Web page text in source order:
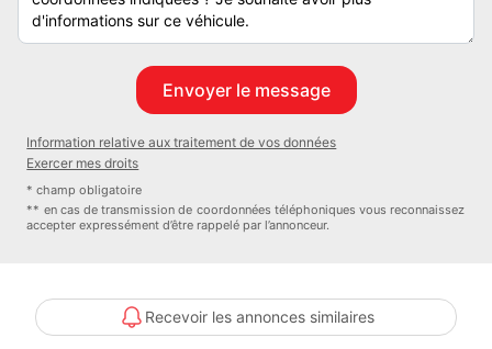
d'occasion (premier contact, achat, SAV). Etant mécanicien de
formation, j'apporte une importance majeure à la préparation
mécanique de tous mes véhicules.
Un check-up complet est réalisé sur tous les véhicules
Entretien :
Information relative aux traitement de vos données
Exercer mes droits
* champ obligatoire
** en cas de transmission de coordonnées téléphoniques vous reconnaissez
accepter expressément d’être rappelé par l’annonceur.
Recevoir les annonces similaires